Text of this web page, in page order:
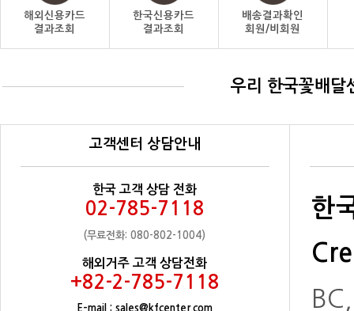
해외신용카드
결과조회
한국신용카드
결과조회
배송결과확인
회원/비회원
우리 한국꽃배달
고객센터 상담안내
한국 고객 상담 전화
02-785-7118
(무료전화: 080-802-1004)
해외거주 고객 상담전화
+82-2-785-7118
E-mail : sales@kfcenter.com
한